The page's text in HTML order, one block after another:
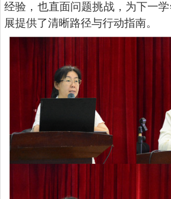
经验，也直面问题挑战，为下一
展提供了清晰路径与行动指南。